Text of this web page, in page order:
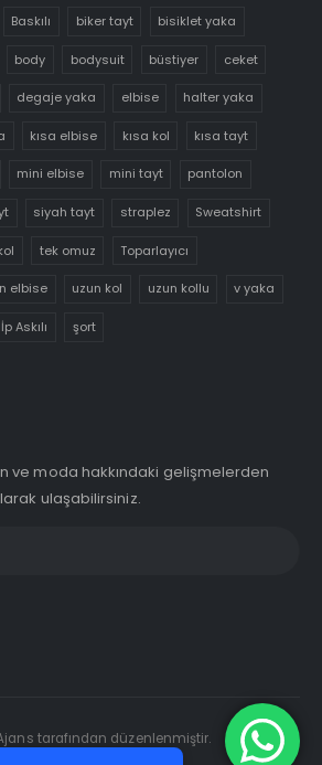
Destek
Baskılı biker tayt bisiklet yaka
body bodysuit büstiyer ceket
degaje yaka elbise halter yaka
kısa elbise kısa kol kısa tayt
mini elbise mini tayt pantolon
siyah tayt straplez Sweatshirt
tek omuz Toparlayıcı
elbise uzun kol uzun kollu v yaka
İp Askılı şort
ve moda hakkındaki gelişmelerden
ulaşabilirsiniz.
tarafından düzenlenmiştir.